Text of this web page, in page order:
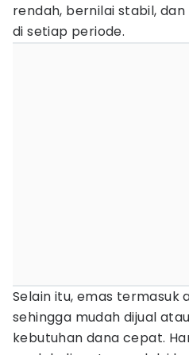
rendah, bernilai stabil,
di setiap periode.
Selain itu, emas termasuk
sehingga mudah dijual
kebutuhan dana cepat.